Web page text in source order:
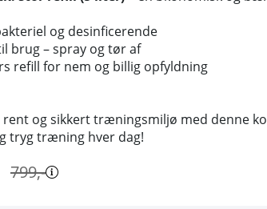
og desinficerende
brug – spray og tør af
refill for nem og billig opfyldning
rent og sikkert træningsmiljø med denne
tryg træning hver dag!
799,-